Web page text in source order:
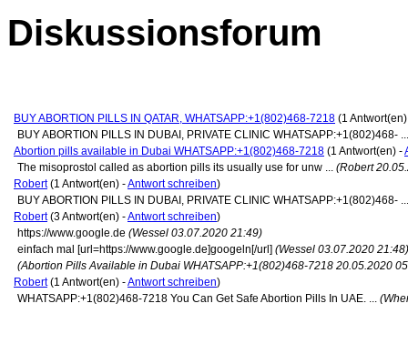
Diskussionsforum
BUY ABORTION PILLS IN QATAR, WHATSAPP:+1(802)468-7218 (1
BUY ABORTION PILLS IN DUBAI, PRIVATE CLINIC WHATSAPP:+1(802)468-
Abortion pills available in Dubai WHATSAPP:+1(802)468-7218 (1 Antwort(en) -
The misoprostol called as abortion pills its usually use for unw ... (Robert
Robert(1 Antwort(en) -Antwort schreiben)
BUY ABORTION PILLS IN DUBAI, PRIVATE CLINIC WHATSAPP:+1(802)468-
Robert(3 Antwort(en) -Antwort schreiben)
https://www.google.de (Wessel 03.07.2020 21:49)
einfach mal [url=https://www.google.de]googeln[/url] (Wessel 03.07.2020 21:48)
(Abortion Pills Available in Dubai WHATSAPP:+1(802)468-7218 20.05.2020
Robert(1 Antwort(en) -Antwort schreiben)
WHATSAPP:+1(802)468-7218 You Can Get Safe Abortion Pills In UAE. ...